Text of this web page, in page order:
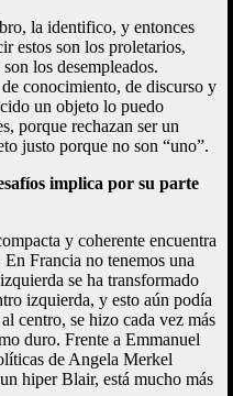
la identifico, y entonces
estos son los proletarios,
los desempleados.
conocimiento, de discurso y
un objeto lo puedo
porque rechazan ser un
justo porque no son “uno”.
implica por su parte
y coherente encuentra
Francia no tenemos una
se ha transformado
izquierda, y esto aún podía
centro, se hizo cada vez más
duro. Frente a Emmanuel
de Angela Merkel
hiper Blair, está mucho más